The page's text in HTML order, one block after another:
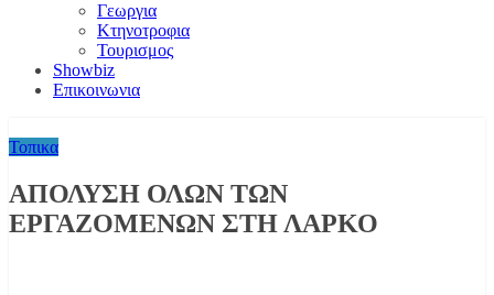
Γεωργια
Κτηνοτροφια
Τουρισμος
Showbiz
Επικοινωνια
Τοπικα
ΑΠΟΛΥΣΗ ΟΛΩΝ ΤΩΝ
ΕΡΓΑΖΟΜΕΝΩΝ ΣΤΗ ΛΑΡΚΟ